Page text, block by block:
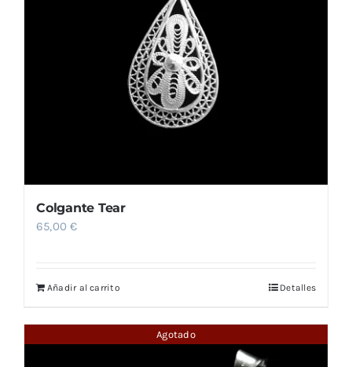
Colgante Tear
65,00€
Añadir al carrito Detalles
Agotado